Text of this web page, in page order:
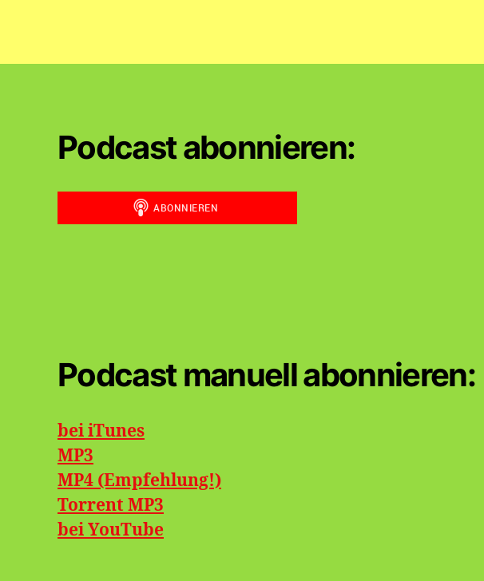
Podcast abonnieren:
Podcast manuell abonnieren:
bei iTunes
MP3
MP4 (Empfehlung!)
Torrent MP3
beiYouTube